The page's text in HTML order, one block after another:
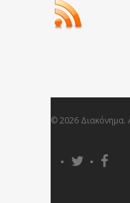
© 2026 Διακόνημα.